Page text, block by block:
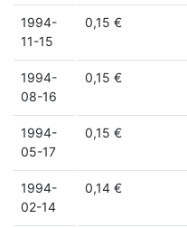
1994-
11-15
0,15 €
1994-
08-16
0,15 €
1994-
05-17
0,15 €
1994-
02-14
0,14 €